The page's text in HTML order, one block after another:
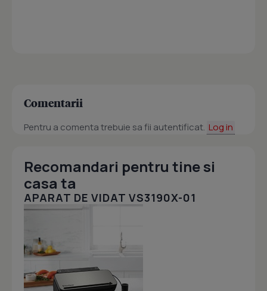
Comentarii
Pentru a comenta trebuie sa fii autentificat. Log in
Recomandari pentru tine si
casa ta
APARAT DE VIDAT VS3190X-01